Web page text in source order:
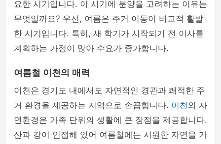
요한 시기입니다. 이 시기에 분양을 고려하는 이유는
무엇일까요? 우선, 여름은 주거 이동이 비교적 활발
한 시기입니다. 특히, 새 학기가 시작되기 전 이사를
계획하는 가정이 많아 수요가 증가합니다.
여름철 이천의 매력
이천은 경기도 내에서도 자연적인 경관과 쾌적한 주
거 환경을 제공하는 지역으로 손꼽힙니다. 이천의 자
연환경은 가족 단위의 생활에 큰 장점을 제공합니다.
산과 강이 인접해 있어 여름철에는 시원한 자연을 가